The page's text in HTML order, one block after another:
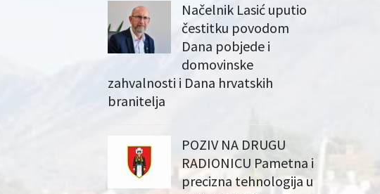
Načelnik Lasić uputio
čestitku povodom
Dana pobjede i
domovinske
zahvalnosti i Dana hrvatskih
branitelja
POZIV NA DRUGU
RADIONICU Pametna i
precizna tehnologija u